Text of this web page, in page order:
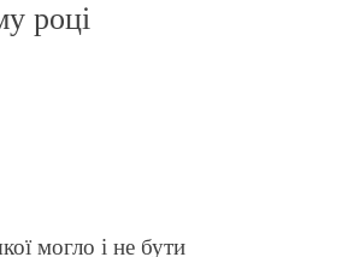
році
могло і не бути